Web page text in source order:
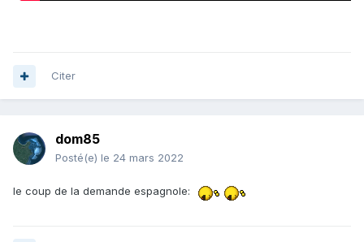
Citer
dom85
Posté(e) le 24 mars 2022
le coup de la demande espagnole: